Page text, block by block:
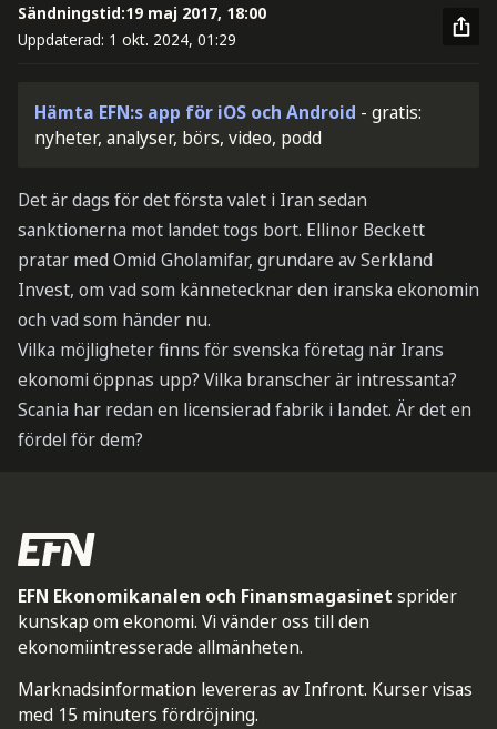
Sändningstid:19 maj 2017, 18:00
Uppdaterad: 1 okt. 2024, 01:29
Hämta EFN:s app för iOS och Android - gratis:
nyheter, analyser, börs, video, podd
Det är dags för det första valet i Iran sedan
sanktionerna mot landet togs bort. Ellinor Beckett
pratar med Omid Gholamifar, grundare av Serkland
Invest, om vad som kännetecknar den iranska ekonomin
och vad som händer nu.
Vilka möjligheter finns för svenska företag när Irans
ekonomi öppnas upp? Vilka branscher är intressanta?
Scania har redan en licensierad fabrik i landet. Är det en
fördel för dem?
EFN Ekonomikanalen och Finansmagasinet sprider
kunskap om ekonomi. Vi vänder oss till den
ekonomiintresserade allmänheten.
Marknadsinformation levereras av Infront. Kurser visas
med 15 minuters fördröjning.